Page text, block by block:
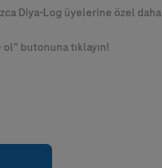
Diya-Log üyelerine özel daha
butonuna tıklayın!